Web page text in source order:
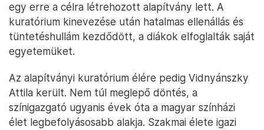
egy erre a célra létrehozott alapítvány lett. A
kuratórium kinevezése után hatalmas ellenállás és
tüntetéshullám kezdődött, a diákok elfoglalták saját
egyetemüket.
Az alapítványi kuratórium élére pedig Vidnyánszky
Attila került. Nem túl meglepő döntés, a
színigazgató ugyanis évek óta a magyar színházi
élet legbefolyásosabb alakja. Szakmai élete igazi